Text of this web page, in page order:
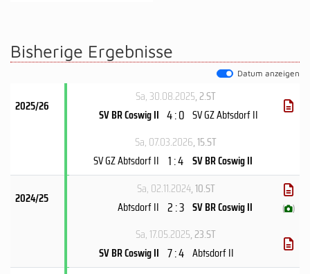
Bisherige Ergebnisse
Datum anzeigen
2025/26
Sa, 30.08.2025, 2.ST
SV BR Coswig II 4 : 0 SV GZ Abtsdorf II
Sa, 07.03.2026, 15.ST
SV GZ Abtsdorf II 1 : 4 SV BR Coswig II
2024/25
Sa, 02.11.2024, 10.ST
Abtsdorf II 2 : 3 SV BR Coswig II ( )
Sa, 17.05.2025, 23.ST
SV BR Coswig II 7 : 4 Abtsdorf II